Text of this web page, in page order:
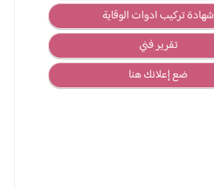
شهادة تركيب ادوات الوقاية
تقرير فني
ضع إعلانك هنا